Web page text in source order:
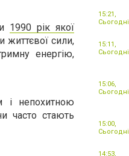
1990 рік якої
життєвої сили,
енергію,
і непохитною
часто стають
15:21,
Сьогодні
15:11,
Сьогодні
15:06,
Сьогодні
15:00,
Сьогодні
14:53,